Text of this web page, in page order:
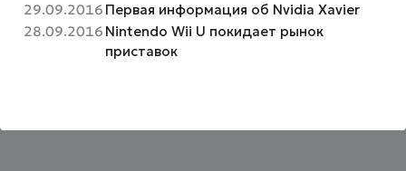
29.09.2016 Первая информация об Nvidia Xavier
28.09.2016 Nintendo Wii U покидает рынок
приставок